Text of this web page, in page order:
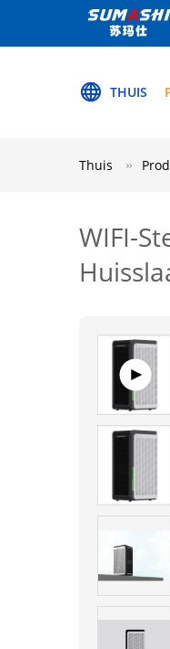
THUIS
Thuis
WIFI-